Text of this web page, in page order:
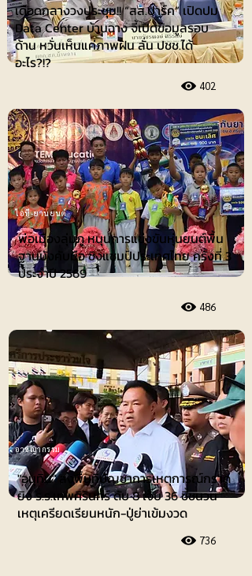
เดือดกลางวงประชุม!! “สส.ปาร์ค” เปิดปม
Data Center บ้านฉาง จี้เปิดข้อมูลรอบ
ด้าน หวั่นเห็นแค่ภาพฝัน ลั่น ปชช.ได้
อะไร?!?
402
ไอที-ยานยนต์
พ่อเมืองลุ่มภู หนุนการแข่งขันหุ่นยนต์พื้น
ฐานบังคับมือ ชิงแชมป์ประเทศไทย ครั้งที่ 3
ประจำปี 2569
486
"อนุทิน" ลงพื้นที่บัญชาการเหตุการณ์กราด
ยิง ร.ร.เทพศิรินทร์ ดับ 8 เจ็บ 36 ชี้ชนวน
เหตุเครียดเรียนหนัก-ปู่ย่าเข้มงวด
736
อาชญากรรม